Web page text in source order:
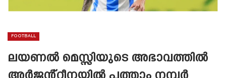
FOOTBALL
ലയണൽ മെസ്സിയുടെ അഭാവത്തിൽ